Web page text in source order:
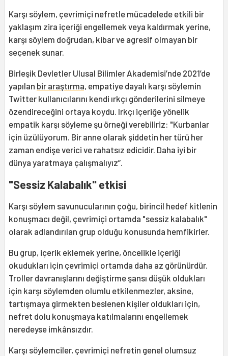
Karşı söylem, çevrimiçi nefretle mücadelede etkili bir
yaklaşım zira içeriği engellemek veya kaldırmak yerine,
karşı söylem doğrudan, kibar ve agresif olmayan bir
seçenek sunar.
Birleşik Devletler Ulusal Bilimler Akademisi’nde 2021’de
yapılan bir araştırma, empatiye dayalı karşı söylemin
Twitter kullanıcılarını kendi ırkçı gönderilerini silmeye
özendireceğini ortaya koydu. Irkçı içeriğe yönelik
empatik karşı söyleme şu örneği verebiliriz: "Kurbanlar
için üzülüyorum. Bir anne olarak şiddetin her türü her
zaman endişe verici ve rahatsız edicidir. Daha iyi bir
dünya yaratmaya çalışmalıyız”.
"Sessiz Kalabalık" etkisi
Karşı söylem savunucularının çoğu, birincil hedef kitlenin
konuşmacı değil, çevrimiçi ortamda "sessiz kalabalık"
olarak adlandırılan grup olduğu konusunda hemfikirler.
Bu grup, içerik eklemek yerine, öncelikle içeriği
okudukları için çevrimiçi ortamda daha az görünürdür.
Troller davranışlarını değiştirme şansı düşük oldukları
için karşı söylemden olumlu etkilenmezler, aksine,
tartışmaya girmekten beslenen kişiler oldukları için,
nefret dolu konuşmaya katılmalarını engellemek
neredeyse imkânsızdır.
Karşı söylemciler, çevrimiçi nefretin genel olumsuz